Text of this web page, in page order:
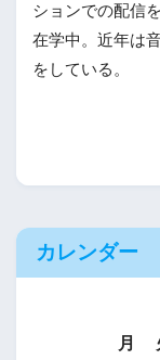
ションでの配信
在学中。近年は
をしている。
カレンダー
月